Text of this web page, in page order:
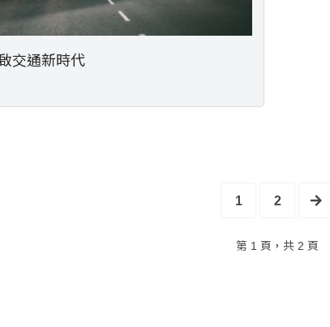
交通新時代
1 2
第 1 頁，共 2 頁